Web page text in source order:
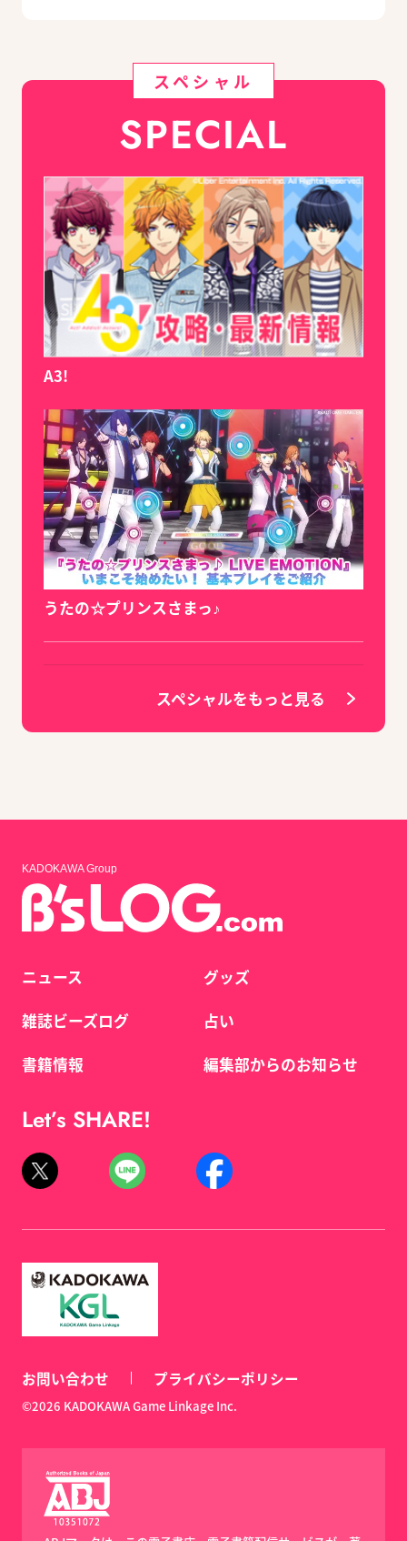
スペシャル
SPECIAL
A3!
うたの☆プリンスさまっ♪
スペシャルをもっと見る
KADOKAWA Group
ニュース
雑誌ビーズログ
書籍情報
グッズ
占い
編集部からのお知らせ
Let’s SHARE!
お問い合わせ プライバシーポリシー
©2026 KADOKAWA Game Linkage Inc.